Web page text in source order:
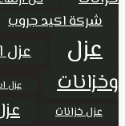
شركة اكيد جروب
عزل
وخزانات
عزل
عزل خزانات